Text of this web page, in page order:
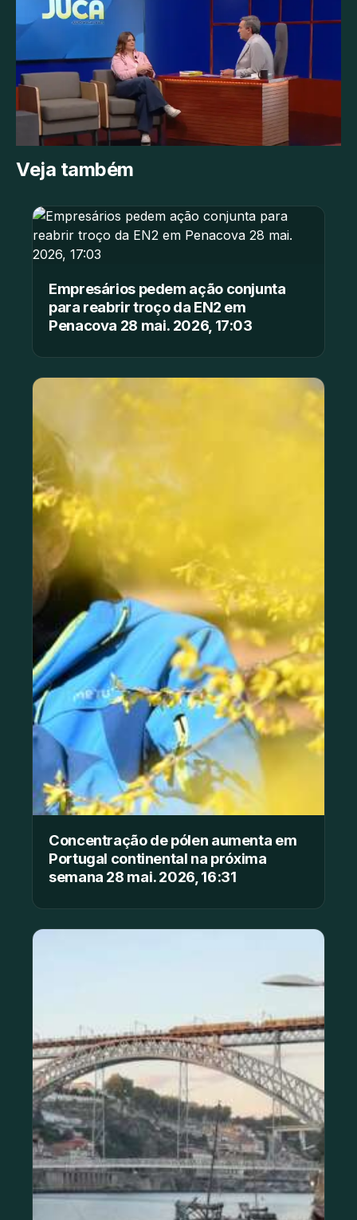
Veja também
Empresários pedem ação conjunta
para reabrir troço da EN2 em
Penacova 28 mai. 2026, 17:03
Concentração de pólen aumenta em
Portugal continental na próxima
semana 28 mai. 2026, 16:31